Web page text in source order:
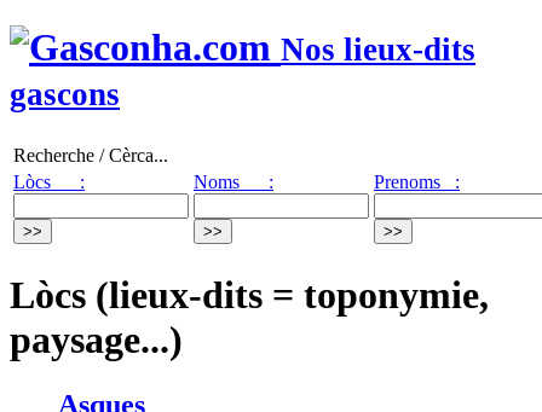
Nos lieux-dits
gascons
Recherche / Cèrca...
Lòcs :
Noms : Prenoms :
Lòcs (lieux-dits = toponymie,
paysage...)
Asques